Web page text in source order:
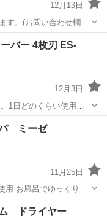
12月13日
。(お問い合わせ欄か
薄毛やダメージヘア対策のドライヤーです。 プラズマク...
バー 4枚刃 ES-
12月3日
1日どのくらい使用す
(本体、充電コード) 内
上、交換をおすすめい
シェーバー
ミーゼ
11月25日
で
いいです！オススメで
ミーゼ
ム ドライヤー